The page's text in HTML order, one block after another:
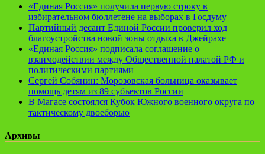
«Единая Россия» получила первую строку в
избирательном бюллетене на выборах в Госдуму
Партийный десант Единой России проверил ход
благоустройства новой зоны отдыха в Джейрахе
«Единая Россия» подписала соглашение о
взаимодействии между Общественной палатой РФ и
политическими партиями
Сергей Собянин: Морозовская больница оказывает
помощь детям из 89 субъектов России
В Магасе состоялся Кубок Южного военного округа по
тактическому двоеборью
Архивы